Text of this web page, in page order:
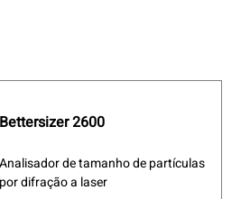
Bettersizer 2600
Analisador de tamanho de partículas
por difração a laser